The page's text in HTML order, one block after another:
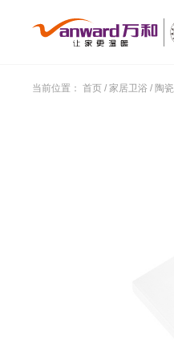
当前位置：首页 /家居卫浴 / 陶瓷